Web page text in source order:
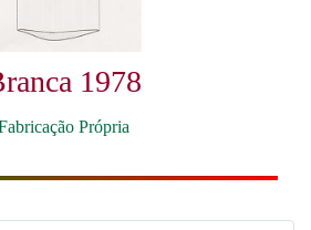
1978
Própria